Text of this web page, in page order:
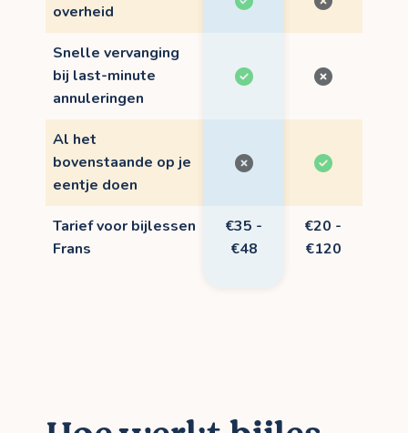
overheid
Snelle vervanging
bij last-minute
annuleringen
Al het
bovenstaande op je
eentje doen
Tarief voor bijlessen
Frans
€35 -
€48
€20 -
€120